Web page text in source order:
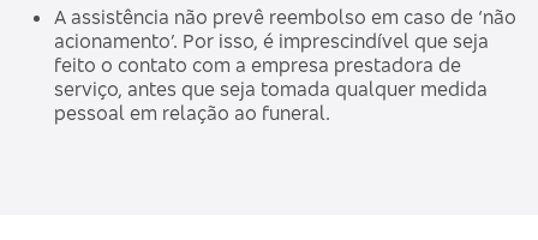
A assistência não prevê reembolso em caso de ‘não
acionamento’. Por isso, é imprescindível que seja
feito o contato com a empresa prestadora de
serviço, antes que seja tomada qualquer medida
pessoal em relação ao funeral.